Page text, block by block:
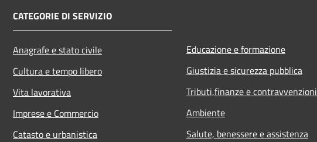
CATEGORIE DI SERVIZIO
Anagrafe e stato civile
Cultura e tempo libero
Vita lavorativa
Imprese e Commercio
Catasto e urbanistica
Educazione e formazione
Giustizia e sicurezza pubblica
Tributi,finanze e contravvenzioni
Ambiente
Salute, benessere e assistenza